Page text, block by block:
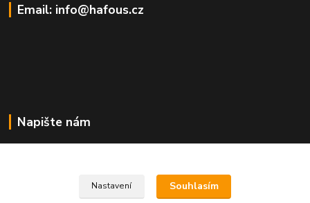
Email: info@hafous.cz
Napište nám
Nastavení Souhlasím